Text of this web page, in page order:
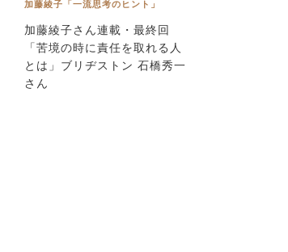
加藤綾子「一流思考のヒント」
加藤綾子さん連載・最終回
「苦境の時に責任を取れる人
とは」ブリヂストン 石橋秀一
さん